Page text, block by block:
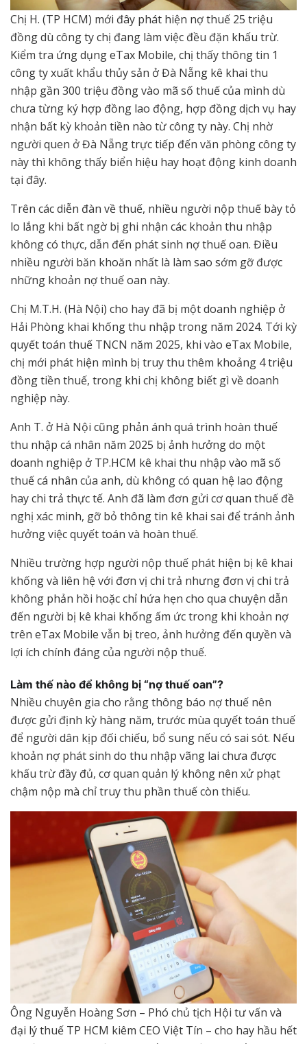
Chị H. (TP HCM) mới đây phát hiện nợ thuế 25 triệu
đồng dù công ty chị đang làm việc đều đặn khấu trừ.
Kiểm tra ứng dụng eTax Mobile, chị thấy thông tin 1
công ty xuất khẩu thủy sản ở Đà Nẵng kê khai thu
nhập gần 300 triệu đồng vào mã số thuế của mình dù
chưa từng ký hợp đồng lao động, hợp đồng dịch vụ hay
nhận bất kỳ khoản tiền nào từ công ty này. Chị nhờ
người quen ở Đà Nẵng trực tiếp đến văn phòng công ty
này thì không thấy biển hiệu hay hoạt động kinh doanh
tại đây.
Trên các diễn đàn về thuế, nhiều người nộp thuế bày tỏ
lo lắng khi bất ngờ bị ghi nhận các khoản thu nhập
không có thực, dẫn đến phát sinh nợ thuế oan. Điều
nhiều người băn khoăn nhất là làm sao sớm gỡ được
những khoản nợ thuế oan này.
Chị M.T.H. (Hà Nội) cho hay đã bị một doanh nghiệp ở
Hải Phòng khai khống thu nhập trong năm 2024. Tới kỳ
quyết toán thuế TNCN năm 2025, khi vào eTax Mobile,
chị mới phát hiện mình bị truy thu thêm khoảng 4 triệu
đồng tiền thuế, trong khi chị không biết gì về doanh
nghiệp này.
Anh T. ở Hà Nội cũng phản ánh quá trình hoàn thuế
thu nhập cá nhân năm 2025 bị ảnh hưởng do một
doanh nghiệp ở TP.HCM kê khai thu nhập vào mã số
thuế cá nhân của anh, dù không có quan hệ lao động
hay chi trả thực tế. Anh đã làm đơn gửi cơ quan thuế đề
nghị xác minh, gỡ bỏ thông tin kê khai sai để tránh ảnh
hưởng việc quyết toán và hoàn thuế.
Nhiều trường hợp người nộp thuế phát hiện bị kê khai
khống và liên hệ với đơn vị chi trả nhưng đơn vị chi trả
không phản hồi hoặc chỉ hứa hẹn cho qua chuyện dẫn
đến người bị kê khai khống ấm ức trong khi khoản nợ
trên eTax Mobile vẫn bị treo, ảnh hưởng đến quyền và
lợi ích chính đáng của người nộp thuế.
Làm thế nào để không bị “nợ thuế oan”?
Nhiều chuyên gia cho rằng thông báo nợ thuế nên
được gửi định kỳ hàng năm, trước mùa quyết toán thuế
để người dân kịp đối chiếu, bổ sung nếu có sai sót. Nếu
khoản nợ phát sinh do thu nhập vãng lai chưa được
khấu trừ đầy đủ, cơ quan quản lý không nên xử phạt
chậm nộp mà chỉ truy thu phần thuế còn thiếu.
Ông Nguyễn Hoàng Sơn – Phó chủ tịch Hội tư vấn và
đại lý thuế TP HCM kiêm CEO Việt Tín – cho hay hầu hết